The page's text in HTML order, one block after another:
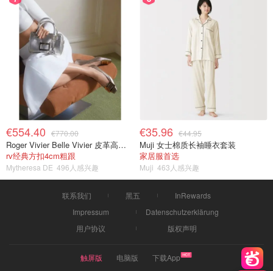
€554.40 €770.00
Roger Vivier Belle Vivier 皮革高跟鞋
rv经典方扣4cm粗跟
Mytheresa DE 496人感兴趣
€35.96 €44.95
Muji 女士棉质长袖睡衣套装
家居服首选
Muji 463人感兴趣
联系我们 黑五
InRewards
Impressum
Datenschutzerklärung
用户协议
版权声明
触屏版 电脑版
下载App